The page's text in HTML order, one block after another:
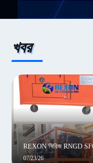
খবর
REXON সিরিজ RNGD SF6
07/23/26